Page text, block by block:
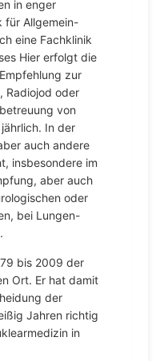
in enger
für Allgemein-
eine Fachklinik
Hier erfolgt die
zur
Radiojod oder
von
In der
auch andere
insbesondere im
aber auch
oder
bei Lungen-
bis 2009 der
Ort. Er hat damit
der
Jahren richtig
in